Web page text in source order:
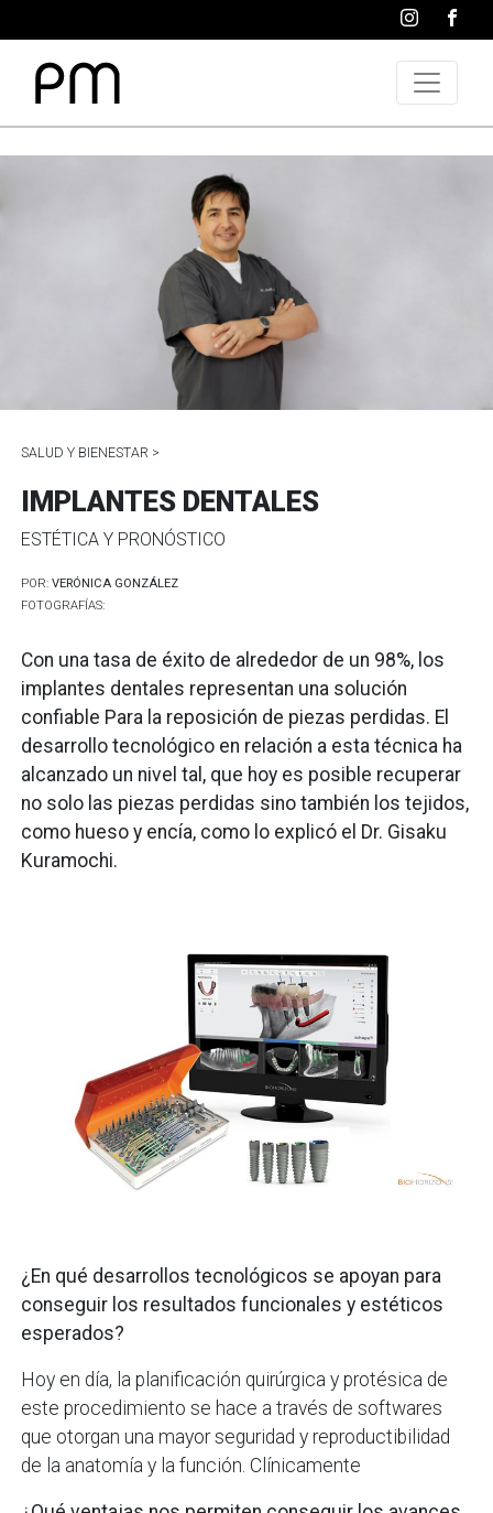
SALUD Y BIENESTAR >
IMPLANTES DENTALES
ESTÉTICA Y PRONÓSTICO
POR:VERÓNICA GONZÁLEZ
FOTOGRAFÍAS:
Con una tasa de éxito de alrededor de un 98%, los
implantes dentales representan una solución
confiable Para la reposición de piezas perdidas. El
desarrollo tecnológico en relación a esta técnica ha
alcanzado un nivel tal, que hoy es posible recuperar
no solo las piezas perdidas sino también los tejidos,
como hueso y encía, como lo explicó el Dr. Gisaku
Kuramochi.
¿En qué desarrollos tecnológicos se apoyan para
conseguir los resultados funcionales y estéticos
esperados?
Hoy en día, la planificación quirúrgica y protésica de
este procedimiento se hace a través de softwares
que otorgan una mayor seguridad y reproductibilidad
de la anatomía y la función. Clínicamente